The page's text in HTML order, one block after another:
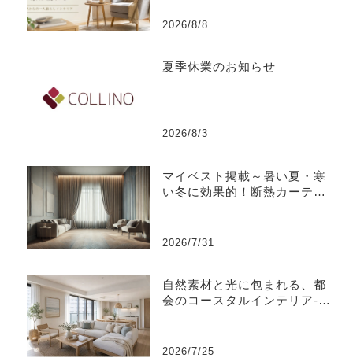
2026/8/8
夏季休業のお知らせ
2026/8/3
マイベスト掲載～暑い夏・寒
い冬に効果的！断熱カーテン
2026/7/31
自然素材と光に包まれる、都
会のコースタルインテリア-江
2026/7/25